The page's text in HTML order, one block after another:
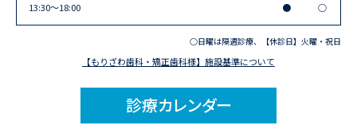
13:30〜18:00 ● ○
○日曜は隔週診療、【休診日】火曜・祝日
【もりざわ歯科・矯正歯科様】施設基準について
診療カレンダー